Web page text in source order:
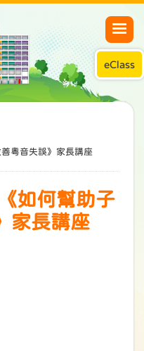
eClass
粵音失誤》家長講座
如何幫助子
家長講座